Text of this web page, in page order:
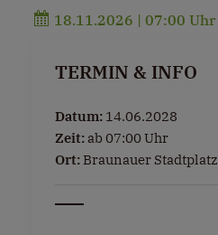
18.11.2026 | 07:00 Uhr
TERMIN & INFO
Datum: 14.06.2028
Zeit: ab 07:00 Uhr
Ort: Braunauer Stadtplatz